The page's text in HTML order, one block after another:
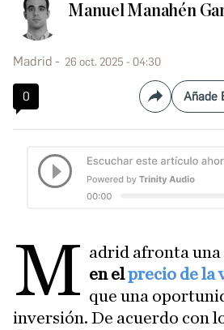
Manuel Manahén
Madrid 26 oct. 2025 - 04:30
0 Compartir
Añade
M adrid afronta una
en elprecio de la
que una
inversión. De acuerdo con